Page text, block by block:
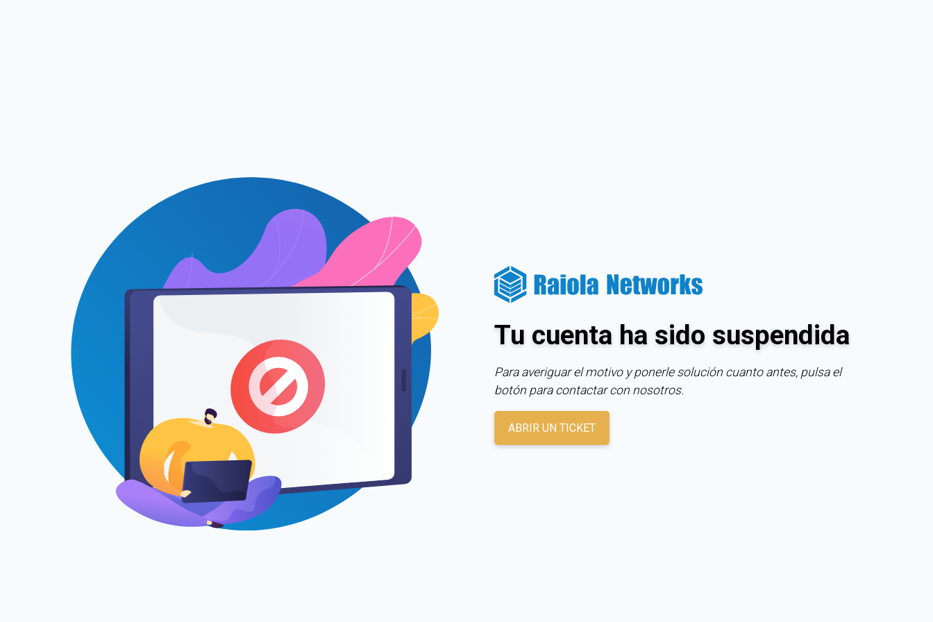
Tu cuenta ha sido suspendida
Para averiguar el motivo y ponerle solución cuanto antes, pulsa el
botón para contactar con nosotros.
ABRIR UN TICKET